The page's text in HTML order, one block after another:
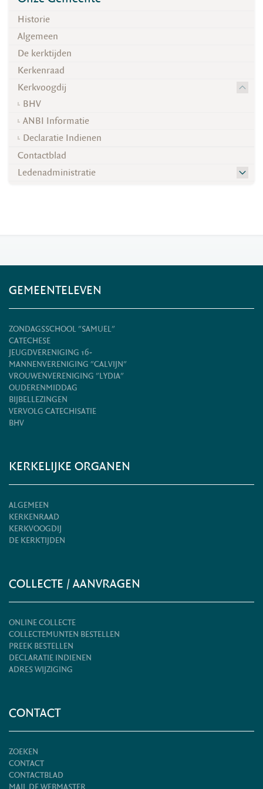
Historie
Algemeen
De kerktijden
Kerkenraad
Kerkvoogdij
BHV
ANBI Informatie
Declaratie Indienen
Contactblad
Ledenadministratie
GEMEENTELEVEN
ZONDAGSSCHOOL "SAMUEL"
CATECHESE
JEUGDVERENIGING 16-
MANNENVERENIGING "CALVIJN"
VROUWENVERENIGING "LYDIA"
OUDERENMIDDAG
BIJBELLEZINGEN
VERVOLG CATECHISATIE
BHV
KERKELIJKE ORGANEN
ALGEMEEN
KERKENRAAD
KERKVOOGDIJ
DE KERKTIJDEN
COLLECTE / AANVRAGEN
ONLINE COLLECTE
COLLECTEMUNTEN BESTELLEN
PREEK BESTELLEN
DECLARATIE INDIENEN
ADRES WIJZIGING
CONTACT
ZOEKEN
CONTACT
CONTACTBLAD